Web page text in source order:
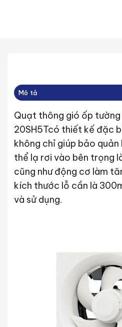
Mô tả
Quạt thông gió ốp tường
20SH5Tcó thiết kế đặc
không chỉ giúp bảo
thể lạ rơi vào bên trọng
cũng như động cơ làm
kích thước lỗ cần là
và sử dụng.